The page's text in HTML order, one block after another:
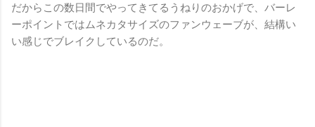
だからこの数日間でやってきてるうねりのおかげで、バーレ
ーポイントではムネカタサイズのファンウェーブが、結構い
い感じでブレイクしているのだ。